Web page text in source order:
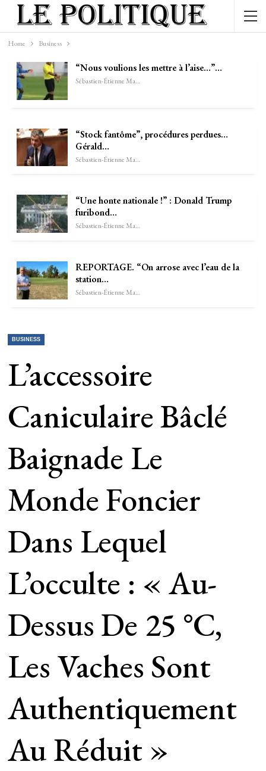
Home Business
“Nous voulions les mettre à l’aise…”…
Sébastien-Étienne Marechal
“Stock fantôme”, procédures perdues…
Gérald…
Sébastien-Étienne Marechal
“Une honte nationale !” : Donald Trump
furibond…
Sébastien-Étienne Marechal
REPORTAGE. “On arrose avec l’eau de la
station…
Sébastien-Étienne Marechal
BUSINESS
L’accessoire
Caniculaire Bâclé
Baignade Le
Monde Foncier
Dans Lequel
L’occulte : « Au-
Dessus De 25 °C,
Les Vaches Sont
Authentiquement
Au Réduit »